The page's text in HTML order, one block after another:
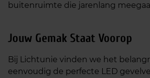
buitenruimte die jarenlang
Jouw Gemak Staat Voorop
Bij Lichtunie vinden we het
eenvoudig de perfecte LED